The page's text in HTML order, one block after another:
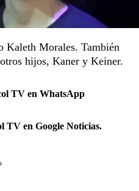
Kaleth Morales. También
hijos, Kaner y Keiner.
TV en WhatsApp
TV en Google Noticias.